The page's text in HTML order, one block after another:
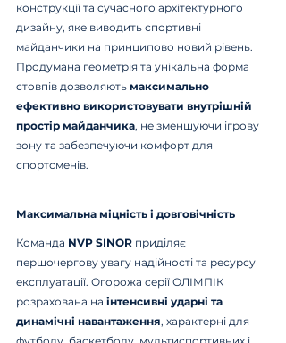
конструкції та сучасного архітектурного
дизайну, яке виводить спортивні
майданчики на принципово новий рівень.
Продумана геометрія та унікальна форма
стовпів дозволяють максимально
ефективно використовувати внутрішній
простір майданчика, не зменшуючи ігрову
зону та забезпечуючи комфорт для
спортсменів.
Максимальна міцність і довговічність
Команда NVP SINOR приділяє
першочергову увагу надійності та ресурсу
експлуатації. Огорожа серії ОЛІМПІК
розрахована на інтенсивні ударні та
динамічні навантаження, характерні для